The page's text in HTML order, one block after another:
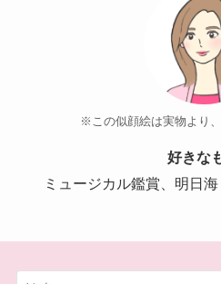
※この似顔絵は実物より
好きな
ミュージカル鑑賞、明日